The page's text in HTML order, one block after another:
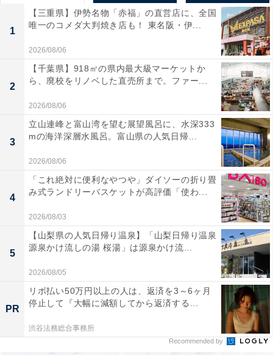
1
【三重県】伊勢名物「赤福」の直営店に、全国
唯一のコメダ大判焼き店も！ 東名阪・伊...
2026/08/06
2
【千葉県】918㎡の県内最大級マーケットか
ら、廃校をリノベした直売所まで。ファー...
2026/08/06
3
立山連峰と富山湾を望む展望風呂に、水深333
mの海洋深層水風呂。富山県の人気日帰...
2026/08/06
4
「これ絶対に便利なやつや」ダイソーの折り畳
み式ランドリーバスケットが高評価「使わ...
2026/08/03
5
【山梨県の人気日帰り温泉】「山梨日帰り温泉
源泉かけ流しの湯 桜湯」は源泉かけ流...
2026/08/05
PR
リボ払い50万円以上の人は、返済を3～6ヶ月
停止して『大幅に減額してから返済する...
渋谷法務総合事務所
Recommended by